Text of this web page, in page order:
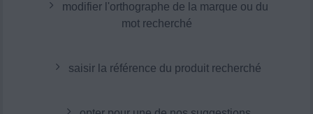
modifier l'orthographe de la marque ou du
mot recherché
saisir la référence du produit recherché